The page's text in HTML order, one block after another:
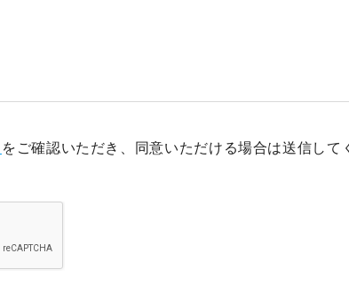
をご確認いただき、同意いただける場合は送信して